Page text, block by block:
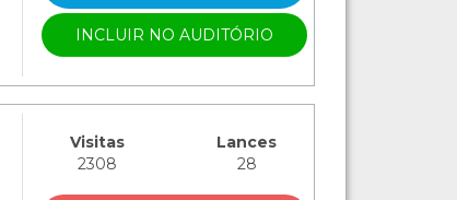
INCLUIR NO AUDITÓRIO
Visitas
2308
Lances
28